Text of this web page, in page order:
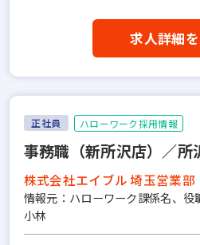
求人詳細
正社員 ハローワーク採用情報
事務職（新所沢店）／所
株式会社エイブル 埼玉営業部
情報元：ハローワーク課係名、役
小林